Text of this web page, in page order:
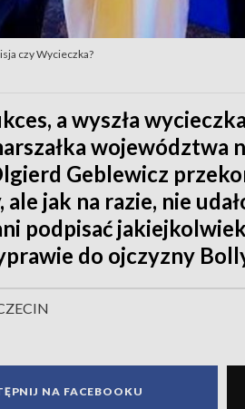
czy Wycieczka?
a wyszła
województwa
Geblewicz
jak na razie, nie
podpisać
do ojczyzny
NA FACEBOOKU